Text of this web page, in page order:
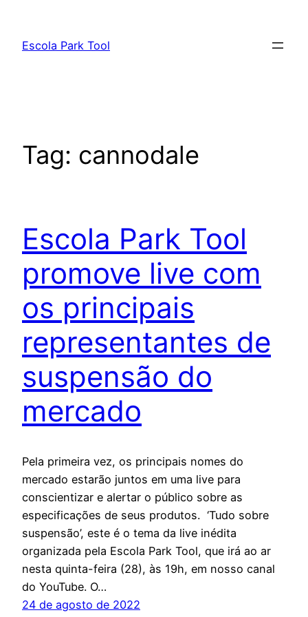
Escola Park Tool
Tag: cannodale
Escola Park Tool
promove live com
os principais
representantes de
suspensão do
mercado
Pela primeira vez, os principais nomes do
mercado estarão juntos em uma live para
conscientizar e alertar o público sobre as
especificações de seus produtos. ‘Tudo sobre
suspensão’, este é o tema da live inédita
organizada pela Escola Park Tool, que irá ao ar
nesta quinta-feira (28), às 19h, em nosso canal
do YouTube. O…
24 de agosto de 2022